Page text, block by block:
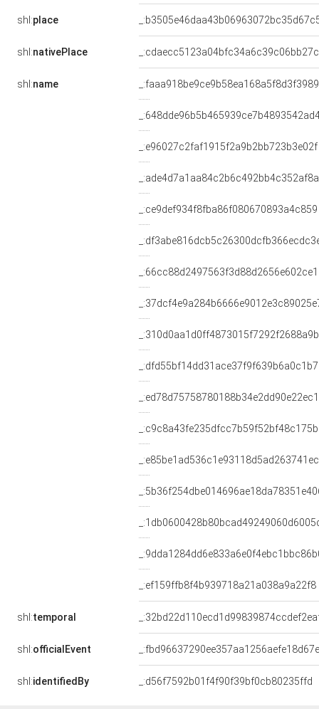
shl:place
shl:nativePlace
shl:name _:faaa918be9ce9b58ea168a5f8d3f3989
_:e96027c2faf1915f2a9b2bb723b3e02f
_:ce9def934f8fba86f080670893a4c859
_:310d0aa1d0ff4873015f7292f2688a9b
_:dfd55bf14dd31ace37f9f639b6a0c1b7
_:c9c8a43fe235dfcc7b59f52bf48c175b
_:ef159ffb8f4b939718a21a038a9a22f8
shl:temporal
shl:officialEvent _:fbd96637290ee357aa1256aefe18d67e
shl:identifiedBy _:d56f7592b01f4f90f39bf0cb80235ffd